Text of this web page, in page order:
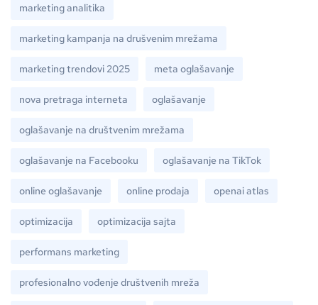
marketing analitika
marketing kampanja na drušvenim mrežama
marketing trendovi 2025 meta oglašavanje
nova pretraga interneta oglašavanje
oglašavanje na društvenim mrežama
oglašavanje na Facebooku oglašavanje na TikTok
online oglašavanje online prodaja openai atlas
optimizacija optimizacija sajta
performans marketing
profesionalno vođenje društvenih mreža